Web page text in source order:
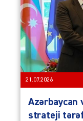
21.07.2026
Azərbaycan
strateji